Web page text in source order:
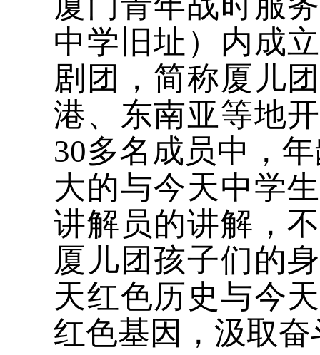
中学旧址）内成
剧团，简称厦儿
港、东南亚等地
30多名成员中，
大的与今天中学
讲解员的讲解，
厦儿团孩子们的
天红色历史与今
红色基因，汲取